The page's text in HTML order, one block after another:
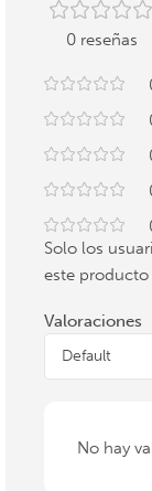
0 reseñas
Valoraciones
No hay
Solo los
este